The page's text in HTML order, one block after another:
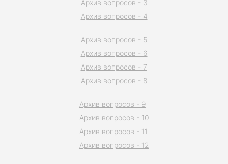
Архив вопросов - 3
Архив вопросов - 4
Архив вопросов - 5
Архив вопросов - 6
Архив вопросов - 7
Архив вопросов - 8
Архив вопросов - 9
Архив вопросов - 10
Архив вопросов - 11
Архив вопросов - 12